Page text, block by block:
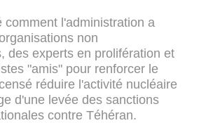
comment l'administration a
non
des experts en prolifération et
"amis" pour renforcer le
réduire l'activité nucléaire
d'une levée des sanctions
contre Téhéran.